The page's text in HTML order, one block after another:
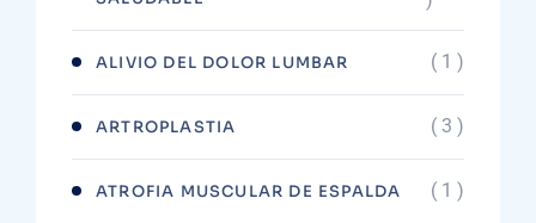
ALIVIO DEL DOLOR LUMBAR ( 1 )
ARTROPLASTIA ( 3 )
ATROFIA MUSCULAR DE ESPALDA ( 1 )